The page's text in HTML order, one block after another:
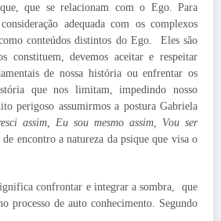
que se relacionam com o Ego. Para
adequada com os complexos
conteúdos distintos do Ego. Eles são
constituem, devemos aceitar e respeitar
de nossa história ou enfrentar os
que nos limitam, impedindo nosso
perigoso assumirmos a postura Gabriela
assim, Eu sou mesmo assim, Vou ser
encontro a natureza da psique que visa o
confrontar e integrar a sombra, que
processo de auto conhecimento. Segundo